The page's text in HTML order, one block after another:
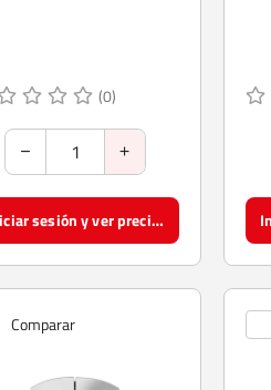
(0)
Iniciar sesión y ver precios
Comparar